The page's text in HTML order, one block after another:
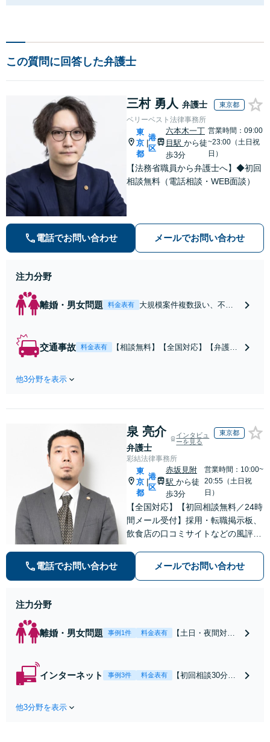
この質問に回答した弁護士
三村 勇人 弁護士 東京都
ベリーベスト法律事務所
東
京
都
港
区
六本木一丁
目駅 から徒
歩3分
営業時間：09:00
~23:00（土日祝
日）
【法務省職員から弁護士へ】◆初回
相談無料（電話相談・WEB面談）
電話でお問い合わせ メールでお問い合わせ
注力分野
離婚・男女問題 料金表有
大規模案件複数扱い、不貞
富
交通事故 料金表有
【相談無料】【全国対応】【弁護士
他3分野を表示
泉 亮介
弁護士
インタビュ
ーを見る
東京都
彩結法律事務所
東
京
都
港
区
赤坂見附
駅 から徒
歩3分
営業時間：10:00~
20:55（土日祝
日）
【全国対応】【初回相談無料／24時
間メール受付】採用・転職掲示板、
飲食店の口コミサイトなどの風評被
の種類を問わず相談可。可能な限り
早期対応で駆けつけサポート【労
電話でお問い合わせ メールでお問い合わせ
注力分野
離婚・男女問題 事例1件 料金表有
【土日・夜間対応
れたら、サインす
インターネット 事例3件 料金表有
【初回相談30分無
他3分野を表示